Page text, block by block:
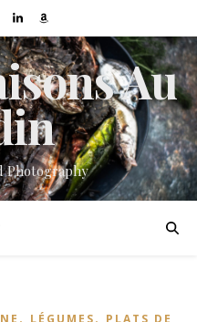
Au
Photography
, LÉGUMES, PLATS DE